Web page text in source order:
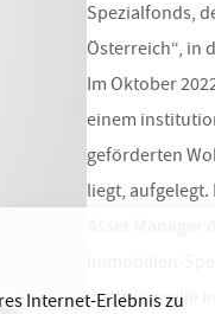
Internet-Erlebnis zu
Spezialfonds,
Österreich“, in
Im Oktober
einem
geförderten
liegt,
Asset
Immobilien-
institutionelle